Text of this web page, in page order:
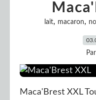
lait, macaron,
Maca'Brest XXL